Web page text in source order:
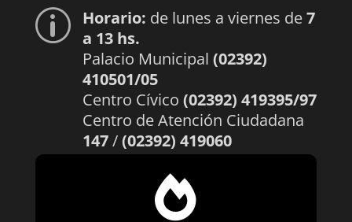
p Horario: de lunes a viernes de7
a 13 hs.
Palacio Municipal (02392)
410501/05
Centro Cívico (02392) 419395/97
Centro de Atención Ciudadana
147/(02392) 419060
